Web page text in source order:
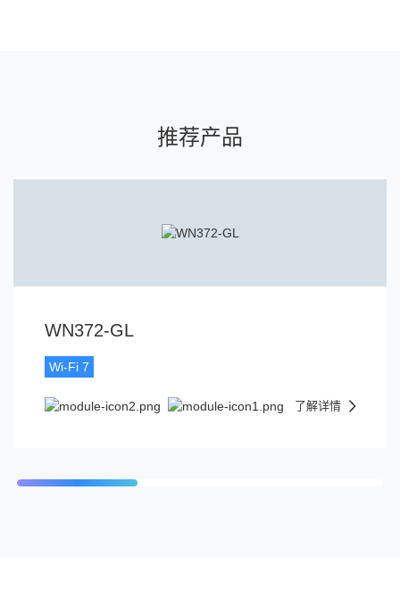
推荐产品
WN372-GL
Wi-Fi 7
了解详情